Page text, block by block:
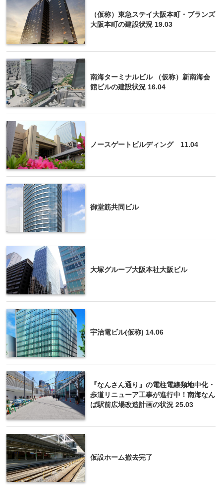
（仮称）東急ステイ大阪本町・ブランズ
大阪本町の建設状況 19.03
南海ターミナルビル （仮称）新南海会
館ビルの建設状況 16.04
ノースゲートビルディング 11.04
御堂筋共同ビル
大塚グループ大阪本社大阪ビル
宇治電ビル(仮称) 14.06
『なんさん通り』の電柱電線類地中化・
歩道リニューア工事が進行中！南海なん
ば駅前広場改造計画の状況 25.03
仮設ホーム撤去完了